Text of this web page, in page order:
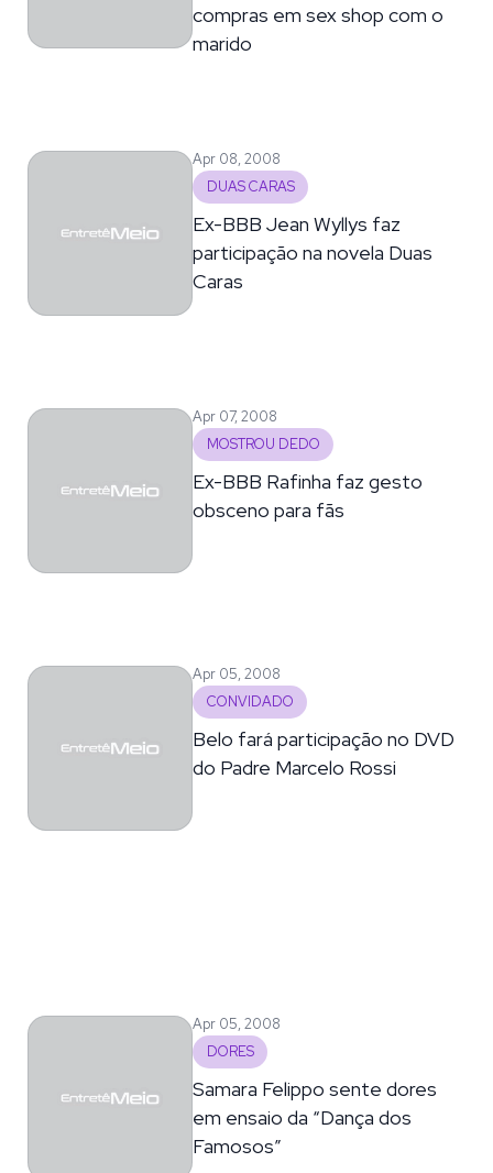
compras em sex shop com o
marido
Apr 08, 2008
DUAS CARAS
Ex-BBB Jean Wyllys faz
participação na novela Duas
Caras
Apr 07, 2008
MOSTROU DEDO
Ex-BBB Rafinha faz gesto
obsceno para fãs
Apr 05, 2008
CONVIDADO
Belo fará participação no DVD
do Padre Marcelo Rossi
Apr 05, 2008
DORES
Samara Felippo sente dores
em ensaio da “Dança dos
Famosos”